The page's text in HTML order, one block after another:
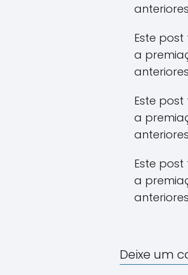
Este
a
Este
a
Este
a
Deixe um